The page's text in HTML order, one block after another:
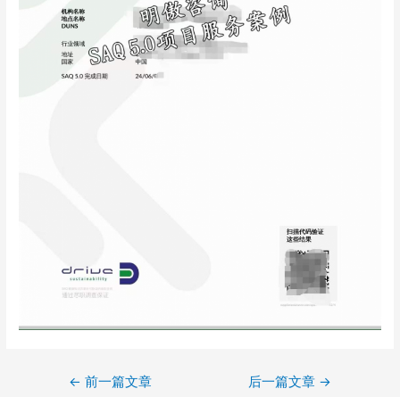
← 前一篇文章 后一篇文章 →